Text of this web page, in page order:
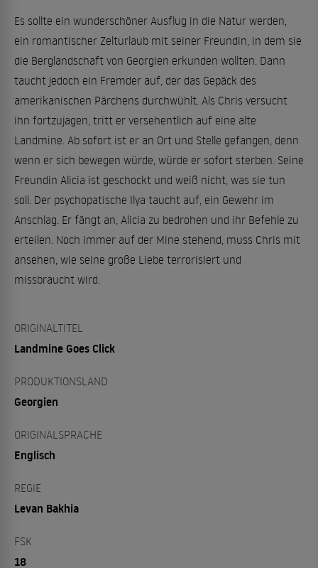
Es sollte ein wunderschöner Ausflug in die Natur werden,
ein romantischer Zelturlaub mit seiner Freundin, in dem sie
die Berglandschaft von Georgien erkunden wollten. Dann
taucht jedoch ein Fremder auf, der das Gepäck des
amerikanischen Pärchens durchwühlt. Als Chris versucht
ihn fortzujagen, tritt er versehentlich auf eine alte
Landmine. Ab sofort ist er an Ort und Stelle gefangen, denn
wenn er sich bewegen würde, würde er sofort sterben. Seine
Freundin Alicia ist geschockt und weiß nicht, was sie tun
soll. Der psychopatische Ilya taucht auf, ein Gewehr im
Anschlag. Er fängt an, Alicia zu bedrohen und ihr Befehle zu
erteilen. Noch immer auf der Mine stehend, muss Chris mit
ansehen, wie seine große Liebe terrorisiert und
missbraucht wird.
ORIGINALTITEL
Landmine Goes Click
PRODUKTIONSLAND
Georgien
ORIGINALSPRACHE
Englisch
REGIE
Levan Bakhia
FSK
18